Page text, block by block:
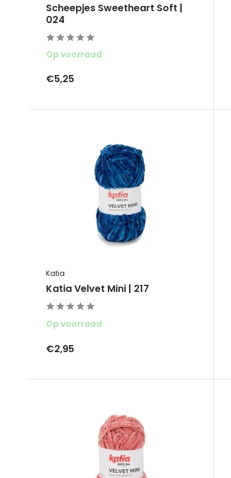
Scheepjes Sweetheart Soft |
024
Op voorraad
€5,25
Katia
Katia Velvet Mini | 217
Op voorraad
€2,95